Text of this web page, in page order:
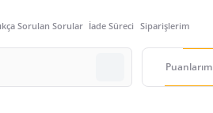
Sorulan Sorular İade Süreci Siparişlerim
Puanlarım